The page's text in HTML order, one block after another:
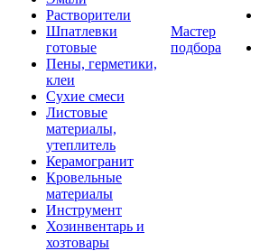
Растворители
Шпатлевки
готовые
Пены, герметики,
клеи
Сухие смеси
Листовые
материалы,
утеплитель
Керамогранит
Кровельные
материалы
Инструмент
Хозинвентарь и
хозтовары
Мастер
подбора